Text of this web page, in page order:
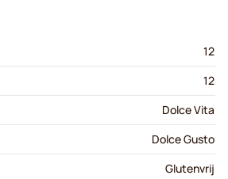
12
12
Dolce Vita
Dolce Gusto
Glutenvrij